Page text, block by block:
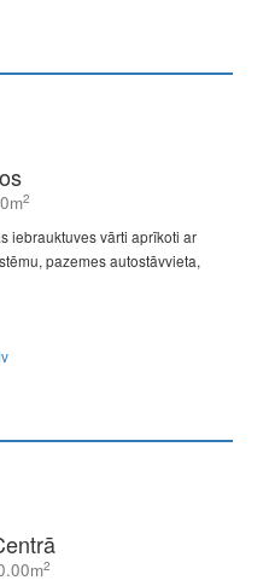
2
iebrauktuves vārti aprīkoti ar
pazemes autostāvvieta,
2